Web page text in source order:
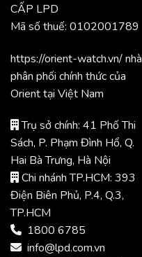
CẤP LPD
Mã số thuế: 0102001789
https://orient-watch.vn/ nhà
phân phối chính thức của
Orient tại Việt Nam
Trụ sở chính: 41 Phố Thi
Sách, P. Phạm Đình Hổ, Q.
Hai Bà Trưng, Hà Nội
Chi nhánh TP.HCM: 393
Điện Biên Phủ, P.4, Q.3,
TP.HCM
1800 6785
info@lpd.com.vn